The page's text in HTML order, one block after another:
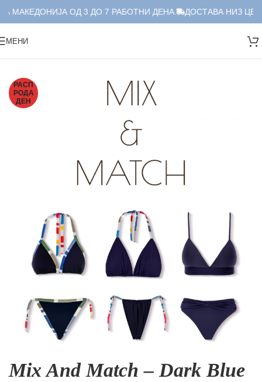
МАКЕДОНИЈА ОД 3 ДО 7 РАБОТНИ ДЕНА. ДОСТАВА НИЗ
МЕНИ
РАСП
РОДА
ДЕН
Mix And Match – Dark Blue